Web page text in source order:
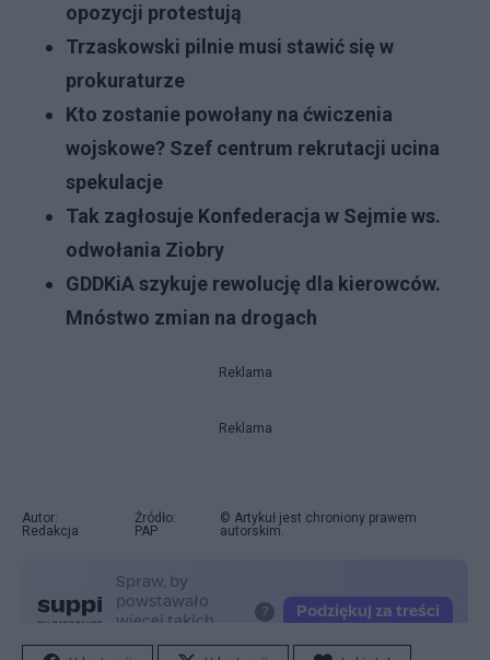
opozycji protestują
Trzaskowski pilnie musi stawić się w
prokuraturze
Kto zostanie powołany na ćwiczenia
wojskowe? Szef centrum rekrutacji ucina
spekulacje
Tak zagłosuje Konfederacja w Sejmie ws.
odwołania Ziobry
GDDKiA szykuje rewolucję dla kierowców.
Mnóstwo zmian na drogach
Reklama
Reklama
Autor:
Redakcja
Źródło:
PAP
© Artykuł jest chroniony prawem
autorskim.